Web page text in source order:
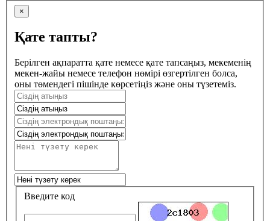
×
Қате тапты?
Берілген ақпаратта қате немесе қате тапсаңыз, мекеменің
мекен-жайы немесе телефон нөмірі өзгертілген болса,
оны төмендегі пішінде көрсетіңіз және оны түзетеміз.
Введите код